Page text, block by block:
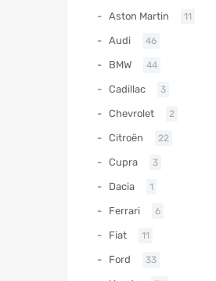
Aston Martin 11
Audi 46
BMW 44
Cadillac 3
Chevrolet 2
Citroën 22
Cupra 3
Dacia 1
Ferrari 6
Fiat 11
Ford 33